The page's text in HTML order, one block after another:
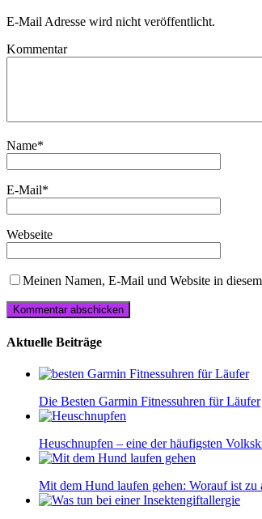
E-Mail Adresse wird nicht veröffentlicht.
Kommentar
Name*
E-Mail*
Webseite
Meinen Namen, E-Mail und Website in
Aktuelle Beiträge
Die Besten Garmin Fitnessuhren für Läufer
Heuschnupfen – eine der häufigsten
Mit dem Hund laufen gehen: Worauf ist zu